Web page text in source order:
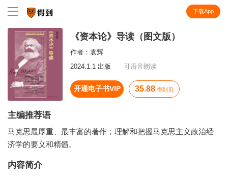
下载App
《资本论》导读（图文版）
作者： 袁辉
2024.1.1 出版
可语音朗读
开通电子书VIP 35.88 得到贝
主编推荐语
马克思最厚重、最丰富的著作；理解和把握马克思主义政治经
济学的要义和精髓。
内容简介